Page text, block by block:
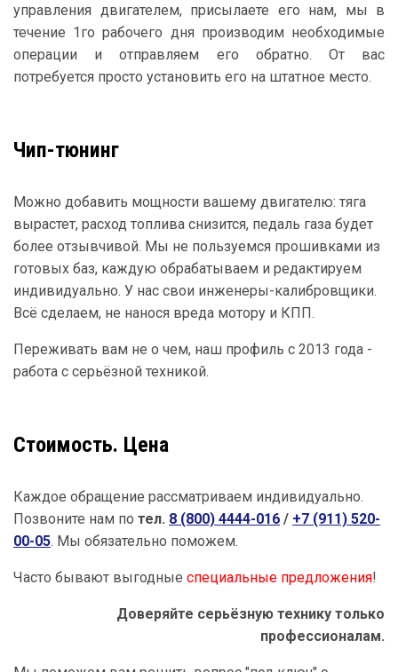
управления двигателем, присылаете его нам, мы в
течение 1го рабочего дня производим необходимые
операции и отправляем его обратно. От вас
потребуется просто установить его на штатное место.
Чип-тюнинг
Можно добавить мощности вашему двигателю: тяга
вырастет, расход топлива снизится, педаль газа будет
более отзывчивой. Мы не пользуемся прошивками из
готовых баз, каждую обрабатываем и редактируем
индивидуально. У нас свои инженеры-калибровщики.
Всё сделаем, не нанося вреда мотору и КПП.
Переживать вам не о чем, наш профиль с 2013 года -
работа с серьёзной техникой.
Стоимость. Цена
Каждое обращение рассматриваем индивидуально.
Позвоните нам по тел. 8 (800) 4444-016 / +7 (911) 520-
00-05. Мы обязательно поможем.
Часто бывают выгодные специальные предложения!
Доверяйте серьёзную технику только
профессионалам.